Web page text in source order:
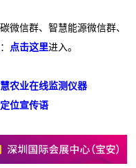
微信群、智慧能源微信群、
点击这里进入。
农业在线监测仪器
位宣传语